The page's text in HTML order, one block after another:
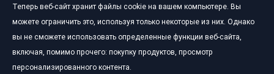
Теперь веб-сайт хранит файлы cookie на вашем компьютере. Вы
можете ограничить это, используя только некоторые из них. Однако
вы не сможете использовать определенные функции веб-сайта,
включая, помимо прочего: покупку продуктов, просмотр
персонализированного контента.
© Bardahl 2026